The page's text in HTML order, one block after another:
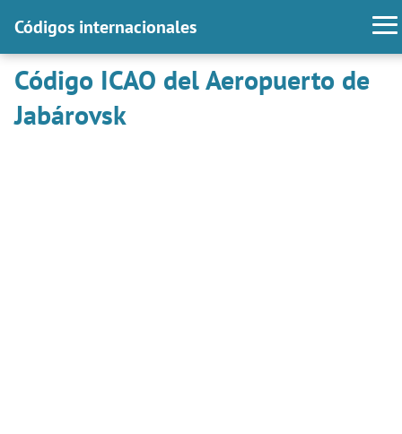
Códigos internacionales
Código ICAO del Aeropuerto de
Jabárovsk